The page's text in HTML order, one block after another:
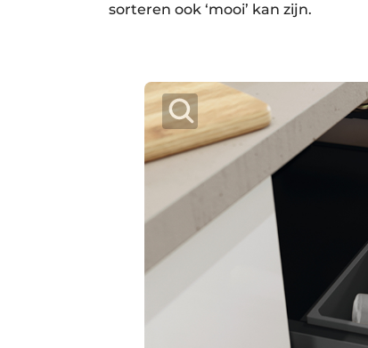
sorteren ook ‘mooi’ kan zijn.